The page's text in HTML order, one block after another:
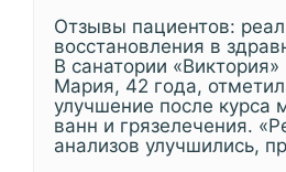
Отзывы пациентов:
восстановления в
В санатории
Мария, 42 года,
улучшение после курса
ванн и грязелечения.
анализов улучшились,